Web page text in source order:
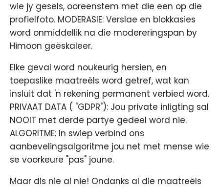
wie jy gesels, ooreenstem met die een op die
profielfoto. MODERASIE: Verslae en blokkasies
word onmiddellik na die modereringspan by
Himoon geëskaleer.
Elke geval word noukeurig hersien, en
toepaslike maatreëls word getref, wat kan
insluit dat 'n rekening permanent verbied word.
PRIVAAT DATA ( "GDPR"): Jou private inligting sal
NOOIT met derde partye gedeel word nie.
ALGORITME: In swiep verbind ons
aanbevelingsalgoritme jou net met mense wie
se voorkeure "pas" joune.
Maar dis nie al nie! Ondanks al die maatreëls